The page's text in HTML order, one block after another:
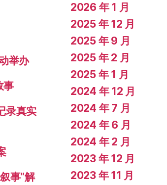
举办
事
录真实
事”解
2026 年 1 月
2025 年 12 月
2025 年 9 月
2025 年 2 月
2025 年 1 月
2024 年 12 月
2024 年 7 月
2024 年 6 月
2024 年 2 月
2023 年 12 月
2023 年 11 月